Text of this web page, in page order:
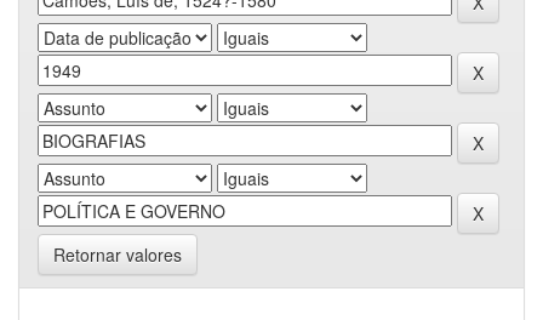
Retornar valores